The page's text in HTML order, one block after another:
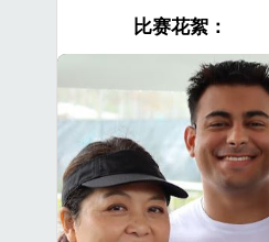
比赛花絮：